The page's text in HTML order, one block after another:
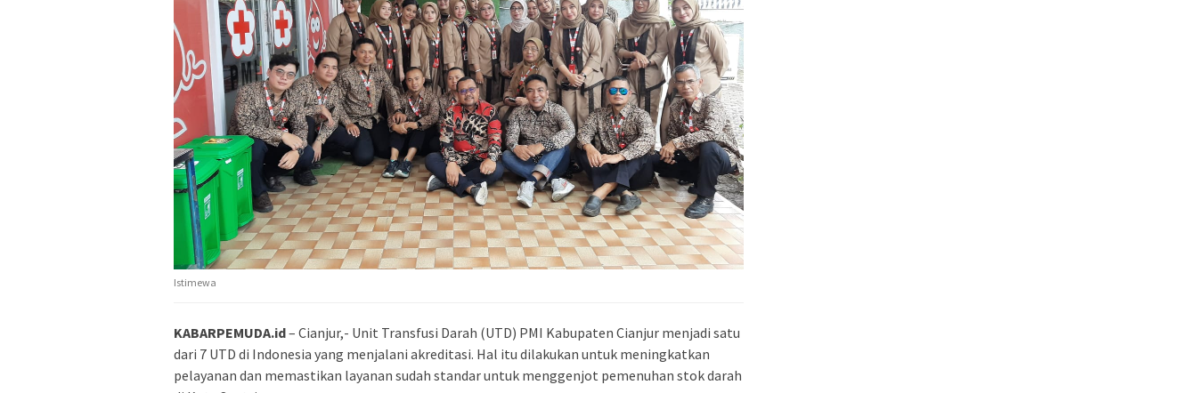
Istimewa
KABARPEMUDA.id– Cianjur,- Unit Transfusi Darah (UTD) PMI Kabupaten Cianjur menjadi satu
dari 7 UTD di Indonesia yang menjalani akreditasi. Hal itu dilakukan untuk meningkatkan
pelayanan dan memastikan layanan sudah standar untuk menggenjot pemenuhan stok darah